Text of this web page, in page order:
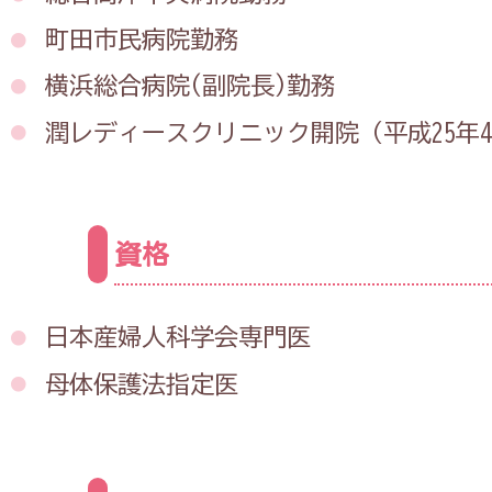
町田市民病院勤務
横浜総合病院(副院長)勤務
潤レディースクリニック開院（平成25年
資格
日本産婦人科学会専門医
母体保護法指定医